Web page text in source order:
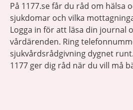
På 1177.se får du råd om hälsa
sjukdomar och vilka
Logga in för att läsa din journal
vårdärenden. Ring
sjukvårdsrådgivning dygnet runt.
1177 ger dig råd när du vill må